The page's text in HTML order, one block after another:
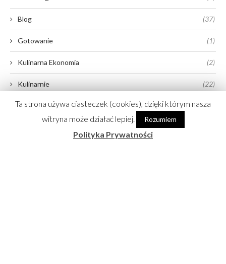
Blog (37)
Gotowanie (1)
Kulinarna Ekonomia (2)
Kulinarnie (22)
Media (11)
Ta strona używa ciasteczek (cookies), dzięki którym nasza
witryna może działać lepiej.
Rozumiem
Polityka Prywatności